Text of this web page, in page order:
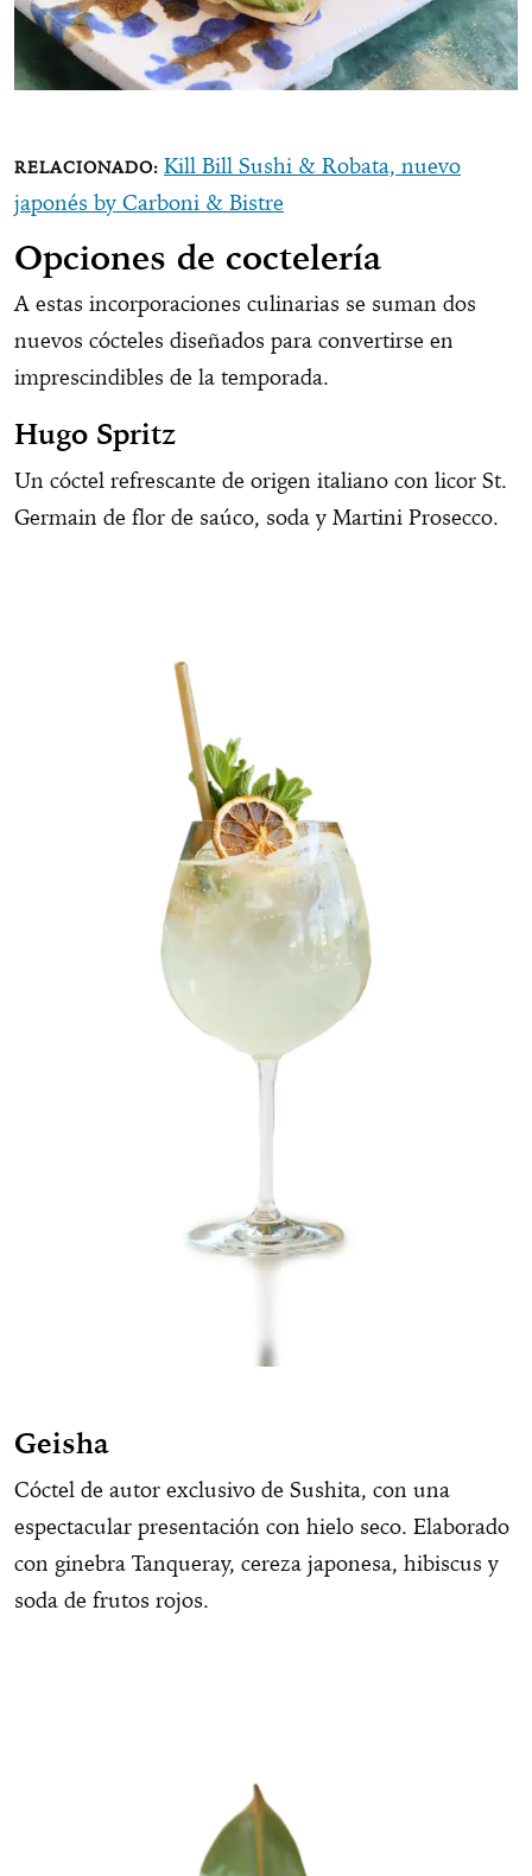
Kill Bill Sushi & Robata, nuevo
japonés by Carboni & Bistre
Opciones de coctelería
A estas incorporaciones culinarias se suman dos
nuevos cócteles diseñados para convertirse en
imprescindibles de la temporada.
Hugo Spritz
Un cóctel refrescante de origen italiano con licor St.
Germain de flor de saúco, soda y Martini Prosecco.
Geisha
Cóctel de autor exclusivo de Sushita, con una
espectacular presentación con hielo seco. Elaborado
con ginebra Tanqueray, cereza japonesa, hibiscus y
soda de frutos rojos.